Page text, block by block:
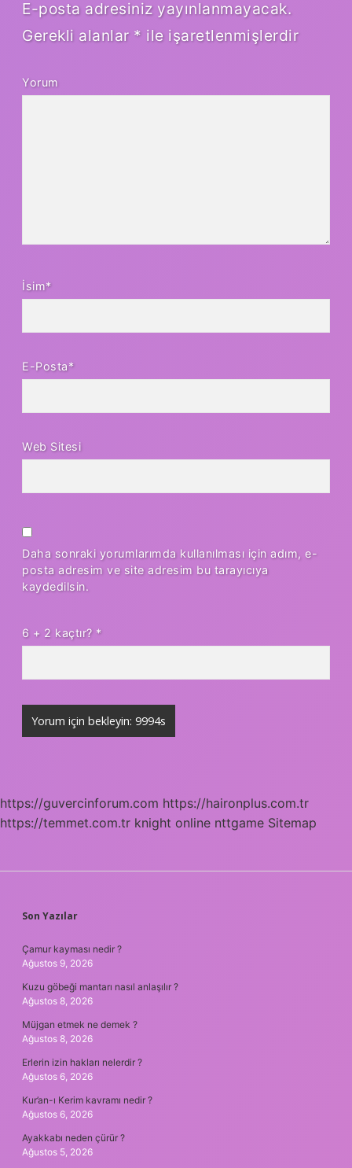
E-posta adresiniz yayınlanmayacak.
Gerekli alanlar * ile işaretlenmişlerdir
Yorum
İsim*
E-Posta*
Web Sitesi
Daha sonraki yorumlarımda kullanılması için adım, e-
posta adresim ve site adresim bu tarayıcıya
kaydedilsin.
6 + 2 kaçtır? *
https://guvercinforum.com https://haironplus.com.tr
https://temmet.com.tr knight online nttgame Sitemap
SIDEBAR
Son Yazılar
Çamur kayması nedir ?
Ağustos 9, 2026
Kuzu göbeği mantarı nasıl anlaşılır ?
Ağustos 8, 2026
Müjgan etmek ne demek ?
Ağustos 8, 2026
Erlerin izin hakları nelerdir ?
Ağustos 6, 2026
Kur’an-ı Kerim kavramı nedir ?
Ağustos 6, 2026
Ayakkabı neden çürür ?
Ağustos 5, 2026